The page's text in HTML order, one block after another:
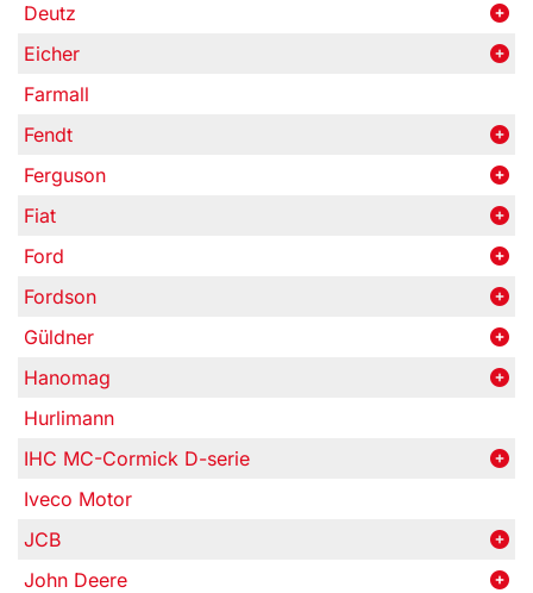
Deutz
Eicher
Farmall
Fendt
Ferguson
Fiat
Ford
Fordson
Güldner
Hanomag
Hurlimann
IHC MC-Cormick D-serie
Iveco Motor
JCB
John Deere